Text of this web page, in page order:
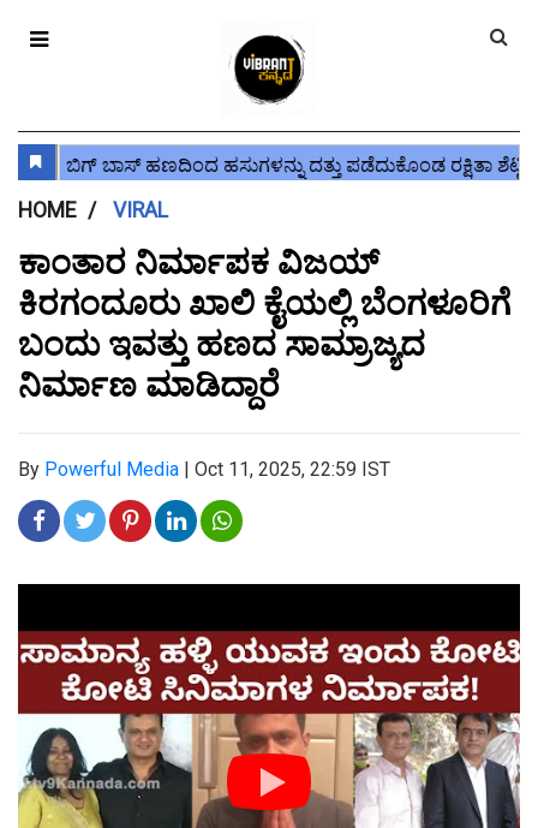
HOME VIRAL
ಕಾಂತಾರ ನಿರ್ಮಾಪಕ ವಿಜಯ್‌
ಕಿರಗಂದೂರು ಖಾಲಿ‌ ಕೈಯಲ್ಲಿ ಬೆಂಗಳೂರಿಗೆ
ಬಂದು ಇವತ್ತು ಹಣದ ಸಾಮ್ರಾಜ್ಯದ
ನಿರ್ಮಾಣ ಮಾಡಿದ್ದಾರೆ
By Powerful Media | Oct 11, 2025, 22:59 IST